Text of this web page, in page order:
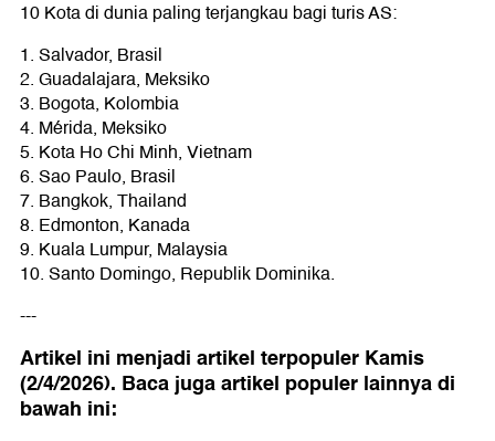
10 Kota di dunia paling terjangkau bagi turis AS:
1. Salvador, Brasil
2. Guadalajara, Meksiko
3. Bogota, Kolombia
4. Mérida, Meksiko
5. Kota Ho Chi Minh, Vietnam
6. Sao Paulo, Brasil
7. Bangkok, Thailand
8. Edmonton, Kanada
9. Kuala Lumpur, Malaysia
10. Santo Domingo, Republik Dominika.
---
Artikel ini menjadi artikel terpopuler Kamis
(2/4/2026). Baca juga artikel populer lainnya di
bawah ini: